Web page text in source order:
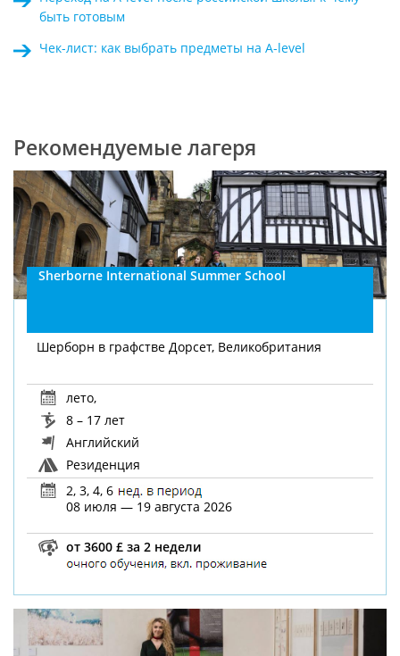
быть готовым
Чек-лист: как выбрать предметы на A-level
Рекомендуемые лагеря
Sherborne International Summer School
Шерборн в графстве Дорсет, Великобритания
лето,
8 – 17 лет
Английский
Резиденция
2, 3, 4, 6
08 июля — 19 августа 2026
от 3600 £ за 2 недели